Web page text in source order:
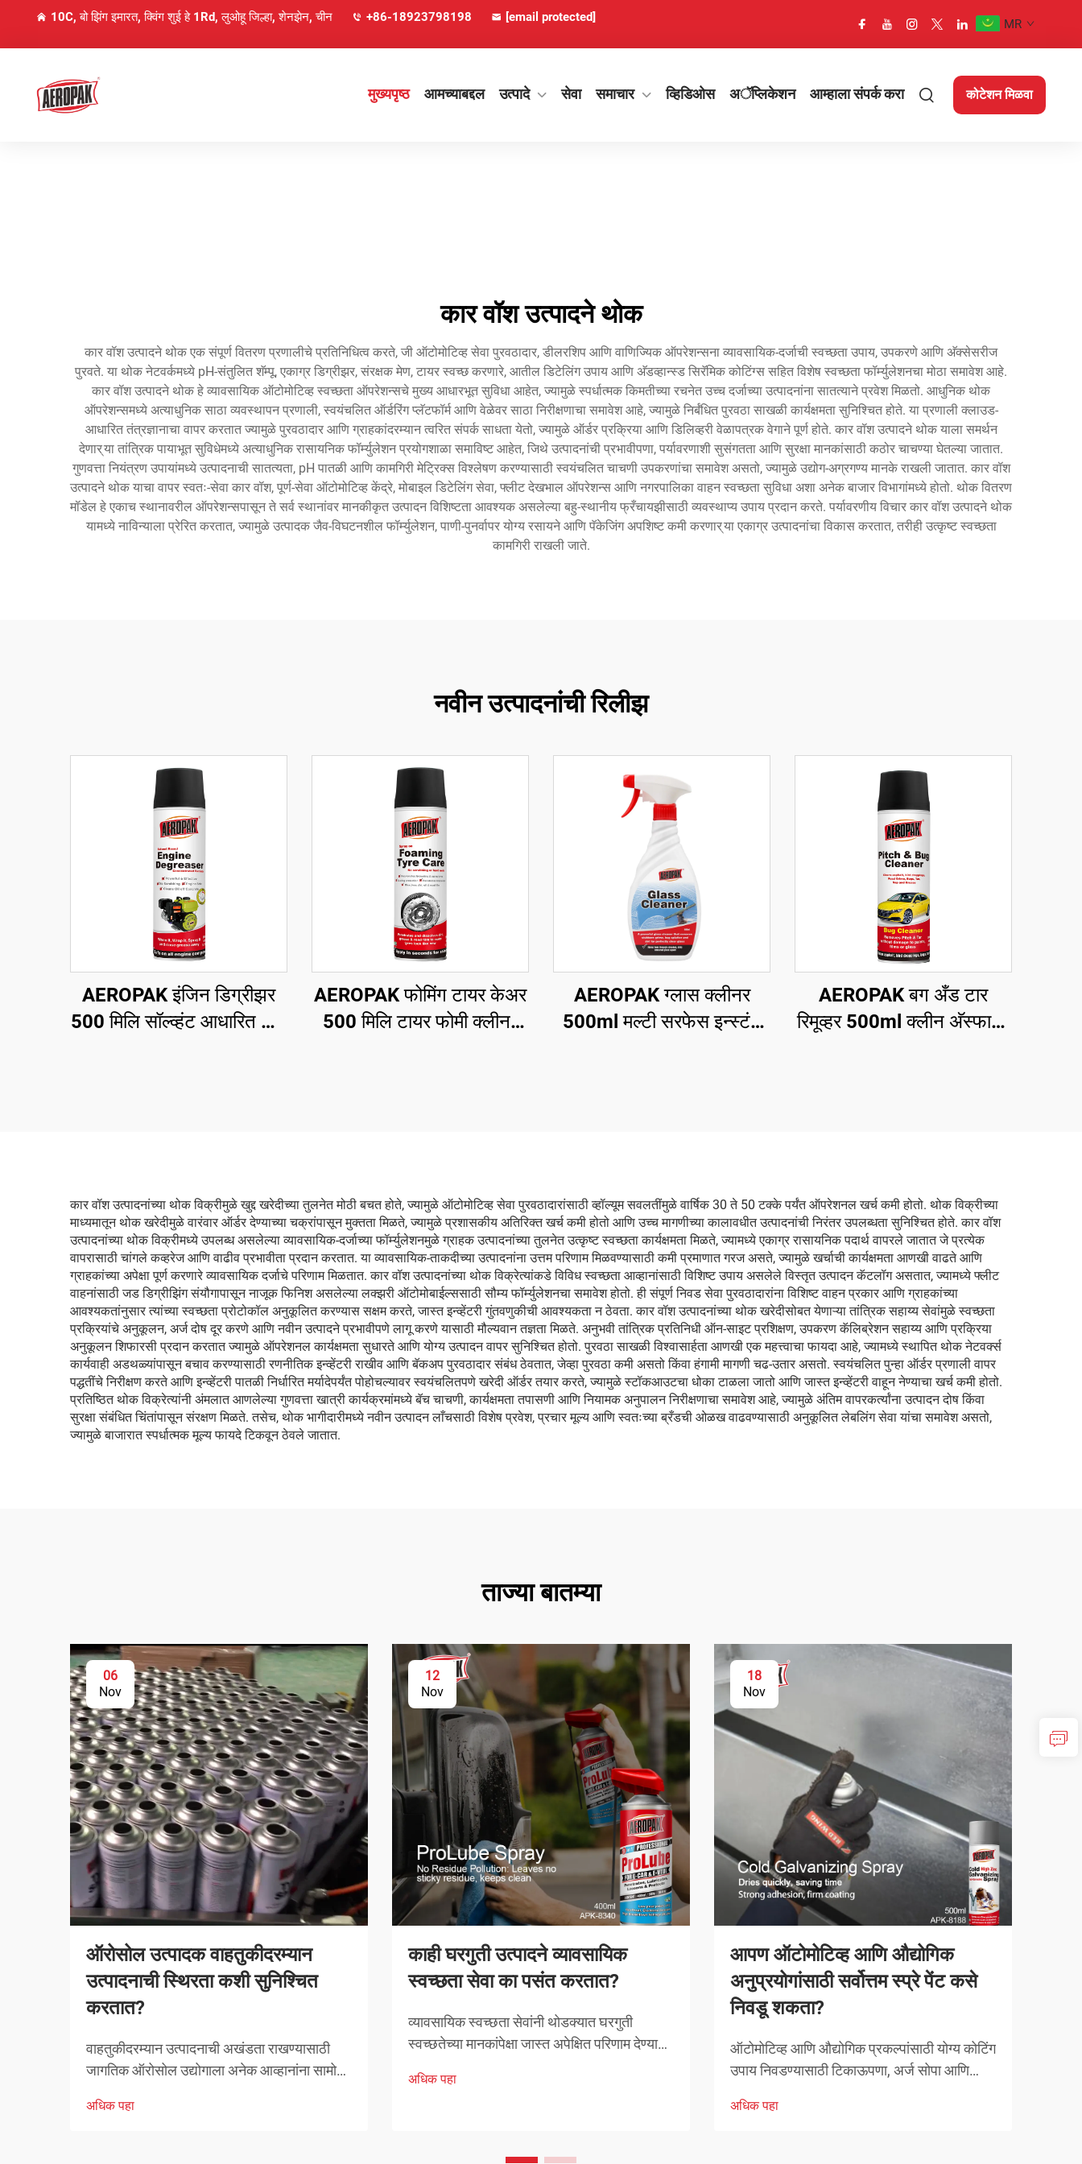
10C, बो झिंग इमारत, क्विंग शुई हे 1Rd, लुओहू जिल्हा, शेनझेन, चीन +86-18923798198 [email protected] MR
मुख्यपृष्ठ आमच्याबद्दल उत्पादे सेवा समाचार व्हिडिओस अॅप्लिकेशन आम्हाला संपर्क करा कोटेशन मिळवा
कार वॉश उत्पादने थोक
कार वॉश उत्पादने थोक एक संपूर्ण वितरण प्रणालीचे प्रतिनिधित्व करते, जी ऑटोमोटिव्ह सेवा पुरवठादार, डीलरशिप आणि वाणिज्यिक ऑपरेशन्सना व्यावसायिक-दर्जाची स्वच्छता उपाय, उपकरणे आणि अ‍ॅक्सेसरीज
पुरवते. या थोक नेटवर्कमध्ये pH-संतुलित शॅम्पू, एकाग्र डिग्रीझर, संरक्षक मेण, टायर स्वच्छ करणारे, आतील डिटेलिंग उपाय आणि अ‍ॅडव्हान्स्ड सिरॅमिक कोटिंग्स सहित विशेष स्वच्छता फॉर्म्युलेशनचा मोठा समावेश आहे.
कार वॉश उत्पादने थोक हे व्यावसायिक ऑटोमोटिव्ह स्वच्छता ऑपरेशन्सचे मुख्य आधारभूत सुविधा आहेत, ज्यामुळे स्पर्धात्मक किमतीच्या रचनेत उच्च दर्जाच्या उत्पादनांना सातत्याने प्रवेश मिळतो. आधुनिक थोक
ऑपरेशन्समध्ये अत्याधुनिक साठा व्यवस्थापन प्रणाली, स्वयंचलित ऑर्डरिंग प्लॅटफॉर्म आणि वेळेवर साठा निरीक्षणाचा समावेश आहे, ज्यामुळे निर्बंधित पुरवठा साखळी कार्यक्षमता सुनिश्चित होते. या प्रणाली क्लाउड-
आधारित तंत्रज्ञानाचा वापर करतात ज्यामुळे पुरवठादार आणि ग्राहकांदरम्यान त्वरित संपर्क साधता येतो, ज्यामुळे ऑर्डर प्रक्रिया आणि डिलिव्हरी वेळापत्रक वेगाने पूर्ण होते. कार वॉश उत्पादने थोक याला समर्थन
देणार् या तांत्रिक पायाभूत सुविधेमध्ये अत्याधुनिक रासायनिक फॉर्म्युलेशन प्रयोगशाळा समाविष्ट आहेत, जिथे उत्पादनांची प्रभावीपणा, पर्यावरणाशी सुसंगतता आणि सुरक्षा मानकांसाठी कठोर चाचण्या घेतल्या जातात.
गुणवत्ता नियंत्रण उपायांमध्ये उत्पादनाची सातत्यता, pH पातळी आणि कामगिरी मेट्रिक्स विश्लेषण करण्यासाठी स्वयंचलित चाचणी उपकरणांचा समावेश असतो, ज्यामुळे उद्योग-अग्रगण्य मानके राखली जातात. कार वॉश
उत्पादने थोक याचा वापर स्वतः-सेवा कार वॉश, पूर्ण-सेवा ऑटोमोटिव्ह केंद्रे, मोबाइल डिटेलिंग सेवा, फ्लीट देखभाल ऑपरेशन्स आणि नगरपालिका वाहन स्वच्छता सुविधा अशा अनेक बाजार विभागांमध्ये होतो. थोक वितरण
मॉडेल हे एकाच स्थानावरील ऑपरेशन्सपासून ते सर्व स्थानांवर मानकीकृत उत्पादन विशिष्टता आवश्यक असलेल्या बहु-स्थानीय फ्रँचायझीसाठी व्यवस्थाप्य उपाय प्रदान करते. पर्यावरणीय विचार कार वॉश उत्पादने थोक
यामध्ये नाविन्याला प्रेरित करतात, ज्यामुळे उत्पादक जैव-विघटनशील फॉर्म्युलेशन, पाणी-पुनर्वापर योग्य रसायने आणि पॅकेजिंग अपशिष्ट कमी करणार् या एकाग्र उत्पादनांचा विकास करतात, तरीही उत्कृष्ट स्वच्छता
कामगिरी राखली जाते.
नवीन उत्पादनांची रिलीझ
AEROPAK इंजिन डिग्रीझर
500 मिलि सॉल्व्हंट आधारित कार
AEROPAK फोमिंग टायर केअर
500 मिलि टायर फोमी क्लीनर
AEROPAK ग्लास क्लीनर
500ml मल्टी सरफेस इन्स्टंट
AEROPAK बग अँड टार
रिमूव्हर 500ml क्लीन अ‍ॅस्फाल्ट
कार वॉश उत्पादनांच्या थोक विक्रीमुळे खुद्द खरेदीच्या तुलनेत मोठी बचत होते, ज्यामुळे ऑटोमोटिव्ह सेवा पुरवठादारांसाठी व्हॉल्यूम सवलतींमुळे वार्षिक 30 ते 50 टक्के पर्यंत ऑपरेशनल खर्च कमी होतो. थोक विक्रीच्या
माध्यमातून थोक खरेदीमुळे वारंवार ऑर्डर देण्याच्या चक्रांपासून मुक्तता मिळते, ज्यामुळे प्रशासकीय अतिरिक्त खर्च कमी होतो आणि उच्च मागणीच्या कालावधीत उत्पादनांची निरंतर उपलब्धता सुनिश्चित होते. कार वॉश
उत्पादनांच्या थोक विक्रीमध्ये उपलब्ध असलेल्या व्यावसायिक-दर्जाच्या फॉर्म्युलेशनमुळे ग्राहक उत्पादनांच्या तुलनेत उत्कृष्ट स्वच्छता कार्यक्षमता मिळते, ज्यामध्ये एकाग्र रासायनिक पदार्थ वापरले जातात जे प्रत्येक
वापरासाठी चांगले कव्हरेज आणि वाढीव प्रभावीता प्रदान करतात. या व्यावसायिक-ताकदीच्या उत्पादनांना उत्तम परिणाम मिळवण्यासाठी कमी प्रमाणात गरज असते, ज्यामुळे खर्चाची कार्यक्षमता आणखी वाढते आणि
ग्राहकांच्या अपेक्षा पूर्ण करणारे व्यावसायिक दर्जाचे परिणाम मिळतात. कार वॉश उत्पादनांच्या थोक विक्रेत्यांकडे विविध स्वच्छता आव्हानांसाठी विशिष्ट उपाय असलेले विस्तृत उत्पादन कॅटलॉग असतात, ज्यामध्ये फ्लीट
वाहनांसाठी जड डिग्रीझिंग संयौगापासून नाजूक फिनिश असलेल्या लक्झरी ऑटोमोबाईल्ससाठी सौम्य फॉर्म्युलेशनचा समावेश होतो. ही संपूर्ण निवड सेवा पुरवठादारांना विशिष्ट वाहन प्रकार आणि ग्राहकांच्या
आवश्यकतांनुसार त्यांच्या स्वच्छता प्रोटोकॉल अनुकूलित करण्यास सक्षम करते, जास्त इन्व्हेंटरी गुंतवणुकीची आवश्यकता न ठेवता. कार वॉश उत्पादनांच्या थोक खरेदीसोबत येणाऱ्या तांत्रिक सहाय्य सेवांमुळे स्वच्छता
प्रक्रियांचे अनुकूलन, अर्ज दोष दूर करणे आणि नवीन उत्पादने प्रभावीपणे लागू करणे यासाठी मौल्यवान तज्ञता मिळते. अनुभवी तांत्रिक प्रतिनिधी ऑन-साइट प्रशिक्षण, उपकरण कॅलिब्रेशन सहाय्य आणि प्रक्रिया
अनुकूलन शिफारसी प्रदान करतात ज्यामुळे ऑपरेशनल कार्यक्षमता सुधारते आणि योग्य उत्पादन वापर सुनिश्चित होतो. पुरवठा साखळी विश्वासार्हता आणखी एक महत्त्वाचा फायदा आहे, ज्यामध्ये स्थापित थोक नेटवर्क्स
कार्यवाही अडथळ्यांपासून बचाव करण्यासाठी रणनीतिक इन्व्हेंटरी राखीव आणि बॅकअप पुरवठादार संबंध ठेवतात, जेव्हा पुरवठा कमी असतो किंवा हंगामी मागणी चढ-उतार असतो. स्वयंचलित पुन्हा ऑर्डर प्रणाली वापर
पद्धतींचे निरीक्षण करते आणि इन्व्हेंटरी पातळी निर्धारित मर्यादेपर्यंत पोहोचल्यावर स्वयंचलितपणे खरेदी ऑर्डर तयार करते, ज्यामुळे स्टॉकआउटचा धोका टाळला जातो आणि जास्त इन्व्हेंटरी वाहून नेण्याचा खर्च कमी होतो.
प्रतिष्ठित थोक विक्रेत्यांनी अंमलात आणलेल्या गुणवत्ता खात्री कार्यक्रमांमध्ये बॅच चाचणी, कार्यक्षमता तपासणी आणि नियामक अनुपालन निरीक्षणाचा समावेश आहे, ज्यामुळे अंतिम वापरकर्त्यांना उत्पादन दोष किंवा
सुरक्षा संबंधित चिंतांपासून संरक्षण मिळते. तसेच, थोक भागीदारीमध्ये नवीन उत्पादन लाँचसाठी विशेष प्रवेश, प्रचार मूल्य आणि स्वतःच्या ब्रँडची ओळख वाढवण्यासाठी अनुकूलित लेबलिंग सेवा यांचा समावेश असतो,
ज्यामुळे बाजारात स्पर्धात्मक मूल्य फायदे टिकवून ठेवले जातात.
ताज्या बातम्या
06
Nov
ऑरोसोल उत्पादक वाहतुकीदरम्यान
उत्पादनाची स्थिरता कशी सुनिश्चित
करतात?
वाहतुकीदरम्यान उत्पादनाची अखंडता राखण्यासाठी
जागतिक ऑरोसोल उद्योगाला अनेक आव्हानांना सामोरे
आणि हाताळणीच्या समस्यांपासून मोकळे व्हायला
अधिक पहा
12
Nov
काही घरगुती उत्पादने व्यावसायिक
स्वच्छता सेवा का पसंत करतात?
व्यावसायिक स्वच्छता सेवांनी थोडक्यात घरगुती
स्वच्छतेच्या मानकांपेक्षा जास्त अपेक्षित परिणाम देण्यावर
उत्पादने अनियंत्रित निवड नसून, त्यांची प्रभावीता
अधिक पहा
18
Nov
आपण ऑटोमोटिव्ह आणि औद्योगिक
अनुप्रयोगांसाठी सर्वोत्तम स्प्रे पेंट कसे
निवडू शकता?
ऑटोमोटिव्ह आणि औद्योगिक प्रकल्पांसाठी योग्य कोटिंग
उपाय निवडण्यासाठी टिकाऊपणा, अर्ज सोपा आणि
आवश्यक असते. आधुनिक स्प्रे पेंटिंग तंत्रज्ञानाने तज्ञ
अधिक पहा